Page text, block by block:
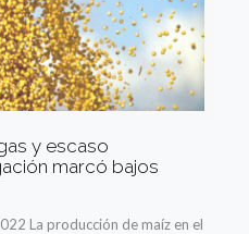
y escaso
marcó bajos
La producción de maíz en el